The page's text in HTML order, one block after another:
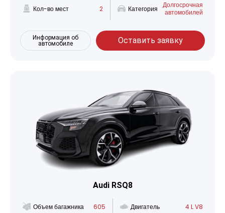
Кол-во мест 2 Категория
Долгосрочная
автомобилей
Информация об
автомобиле
Оставить заявку
Audi RSQ8
Объем багажника 605 Двигатель 4 L V8